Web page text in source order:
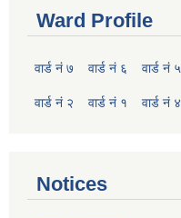
Ward Profile
वार्ड नं ७ वार्ड नं ६ वार्ड नं ५
वार्ड नं २ वार्ड नं १ वार्ड नं ४
Notices